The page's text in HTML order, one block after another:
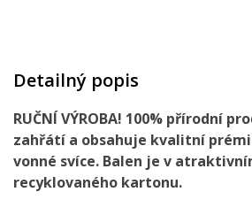
Detailný popis
RUČNÍ VÝROBA! 100% přírodní
zahřátí a obsahuje kvalitní
vonné svíce. Balen je v
recyklovaného kartonu.